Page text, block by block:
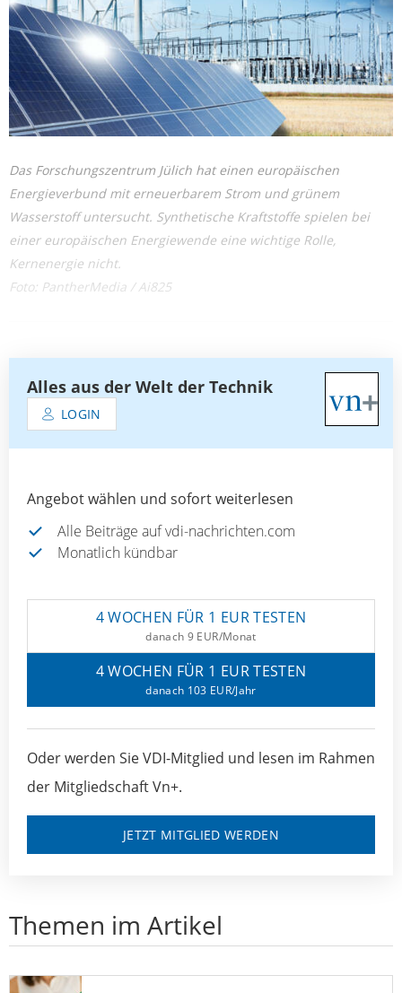
Das Forschungszentrum Jülich hat einen europäischen
Energieverbund mit erneuerbarem Strom und grünem
Wasserstoff untersucht. Synthetische Kraftstoffe spielen bei
einer europäischen Energiewende eine wichtige Rolle,
Kernenergie nicht.
Foto: PantherMedia / Ai825
Alles aus der Welt der Technik
LOGIN
Angebot wählen und sofort weiterlesen
Alle Beiträge auf vdi-nachrichten.com
Monatlich kündbar
4 WOCHEN FÜR 1 EUR TESTEN
danach 9 EUR/Monat
4 WOCHEN FÜR 1 EUR TESTEN
danach 103 EUR/Jahr
Oder werden Sie VDI-Mitglied und lesen im Rahmen
der Mitgliedschaft Vn+.
JETZT MITGLIED WERDEN
Themen im Artikel